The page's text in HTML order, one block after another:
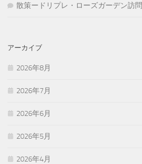
散策ードリプレ・ローズガーデン訪問
アーカイブ
2026年8月
2026年7月
2026年6月
2026年5月
2026年4月